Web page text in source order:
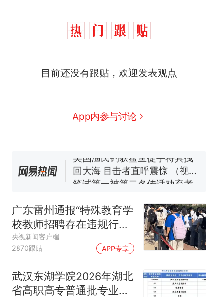
目前还没有跟贴，欢迎发表观点
App内参与讨论
热
“不想干了特提出辞职”，疑
任院长一职，不清楚辞职信来
号，仅凭视频评出？中国烹饪
140多朵
美国一场追捕行动中，一男子
在车辆行驶中爬上车顶跳舞。
来源：参考消息）
笔试第一被第二名传话劝弃考
官方通报
似南京大学数院院长辞职信流
传，院方回应：喻良教授已卸
任院长一职，不清楚辞职信来
源；曾用手绘图做头像
广东雷州通报“特殊教育学
校教师招聘存在违规行
为”：已启动问责程序 副
校长被停职
央视新闻客户端
2870跟贴
APP专享
武汉东湖学院2026年湖北
省高职高专普通批专业代